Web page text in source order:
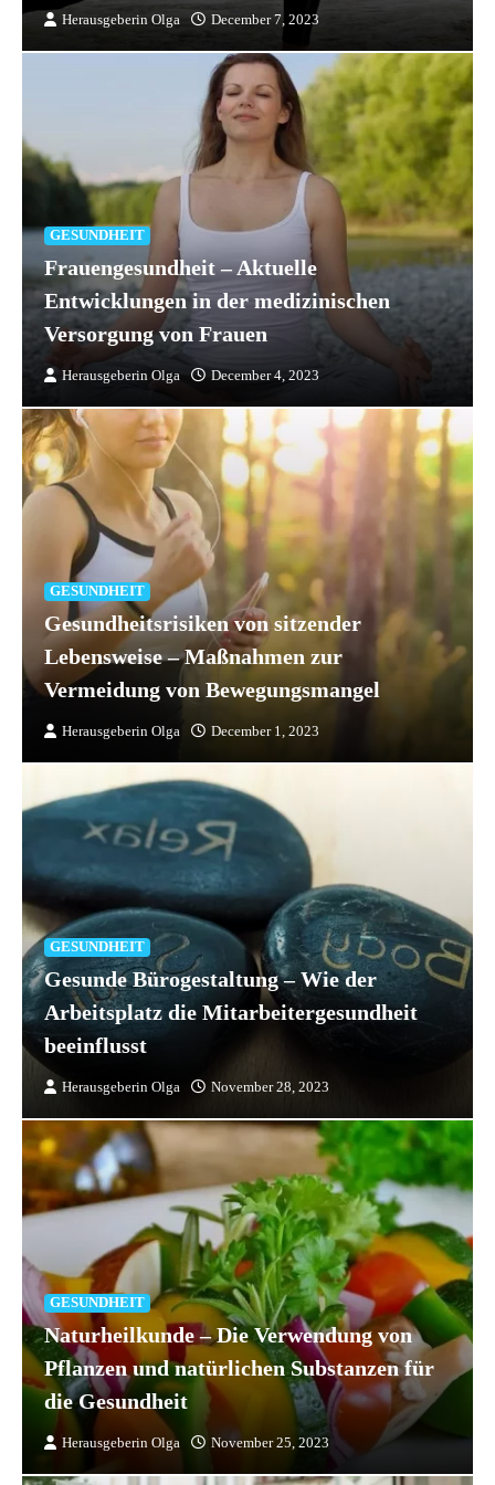
Herausgeberin Olga December 7, 2023
GESUNDHEIT
Frauengesundheit – Aktuelle
Entwicklungen in der medizinischen
Versorgung von Frauen
Herausgeberin Olga December 4, 2023
GESUNDHEIT
Gesundheitsrisiken von sitzender
Lebensweise – Maßnahmen zur
Vermeidung von Bewegungsmangel
Herausgeberin Olga December 1, 2023
GESUNDHEIT
Gesunde Bürogestaltung – Wie der
Arbeitsplatz die Mitarbeitergesundheit
beeinflusst
Herausgeberin Olga November 28, 2023
GESUNDHEIT
Naturheilkunde – Die Verwendung von
Pflanzen und natürlichen Substanzen für
die Gesundheit
Herausgeberin Olga November 25, 2023
2
Nachhaltige Finanzen – Investitionen mit
positivem Einfluss auf Umwelt und
Gesellschaft